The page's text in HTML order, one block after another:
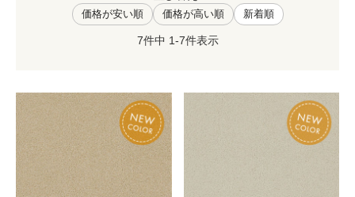
価格が安い順 価格が高い順 新着順
7件中 1-7件表示